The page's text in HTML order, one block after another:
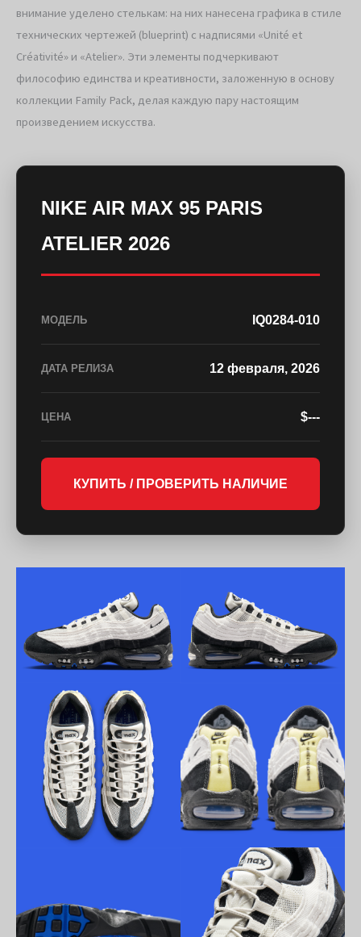
внимание уделено стелькам: на них нанесена графика в стиле
технических чертежей (blueprint) с надписями «Unité et
Créativité» и «Atelier». Эти элементы подчеркивают
философию единства и креативности, заложенную в основу
коллекции Family Pack, делая каждую пару настоящим
произведением искусства.
NIKE AIR MAX 95 PARIS
ATELIER 2026
МОДЕЛЬ IQ0284-010
ДАТА РЕЛИЗА 12 февраля, 2026
ЦЕНА $---
КУПИТЬ / ПРОВЕРИТЬ НАЛИЧИЕ